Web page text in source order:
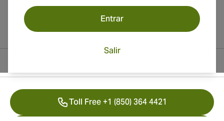
Entrar
Salir
Toll Free +1 (850) 364 4421